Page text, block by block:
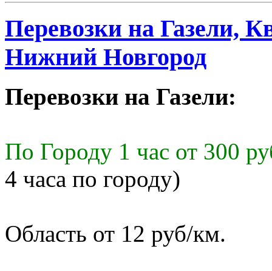
Перевозки на Газели,
Нижний Новгород
Перевозки на Газели:
По Городу 1 час от 300
4 часа по городу)
Область от 12 руб/км.